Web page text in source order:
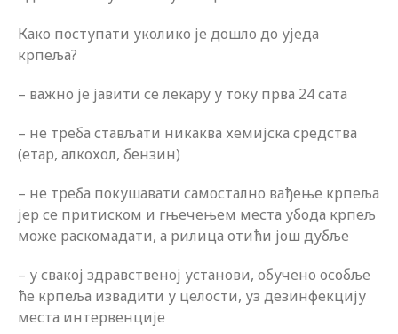
Како поступати уколико је дошло до уједа
крпеља?
– важно је јавити се лекару у току прва 24 сата
– не треба стављати никаква хемијска средства
(етар, алкохол, бензин)
– не треба покушавати самостално вађење крпеља
јер се притиском и гњечењем места убода крпељ
може раскомадати, а рилица отићи још дубље
– у свакој здравственој установи, обучено особље
ће крпеља извадити у целости, уз дезинфекцију
места интервенције